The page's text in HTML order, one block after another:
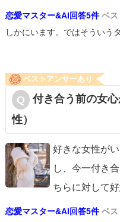
恋愛マスター&AI回答5件 ベス
しかにいます。ではそういう
ベストアンサーあり
付き合う前の女
性）
好きな女性が
し、今一付き
ちらに対して
恋愛マスター&AI回答5件 ベス